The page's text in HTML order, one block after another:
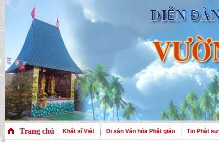
Trang chủ Khất sĩ Việt Di sản Văn hóa Phật giáo Tin Phật sự